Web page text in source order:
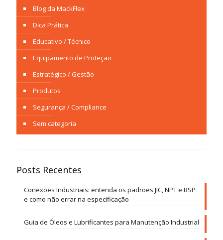
Blog da MackFlex
Dica Prática
Educativo / Técnico
Equipamento de Proteção
Estratégico / Gestão
Produtos
Segurança / Compliance
Sem categoria
Posts Recentes
Conexões Industriais: entenda os padrões JIC, NPT e BSP
e como não errar na especificação
Guia de Óleos e Lubrificantes para Manutenção Industrial